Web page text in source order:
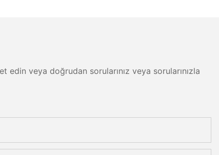
veya doğrudan sorularınız veya sorularınızla